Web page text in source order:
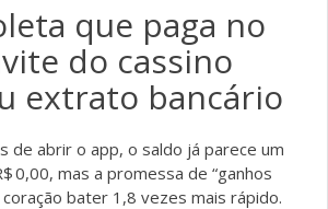
que paga no
do cassino
extrato bancário
de abrir o app, o saldo já parece um
0,00, mas a promessa de “ganhos
bater 1,8 vezes mais rápido.